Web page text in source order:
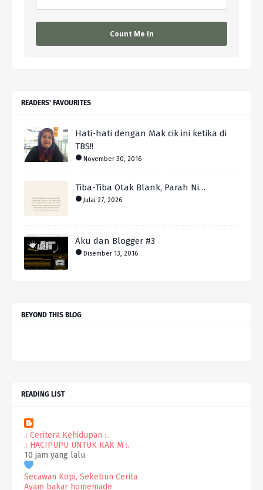
Count Me In
READERS' FAVOURITES
Hati-hati dengan Mak cik ini ketika di
TBS!!
November 30, 2016
Tiba-Tiba Otak Blank, Parah Ni…
Julai 27, 2026
Aku dan Blogger #3
Disember 13, 2016
BEYOND THIS BLOG
READING LIST
.: Ceritera Kehidupan :.
.: HACIPUPU UNTUK KAK M :.
10 jam yang lalu
Secawan Kopi, Sekebun Cerita
Ayam bakar homemade